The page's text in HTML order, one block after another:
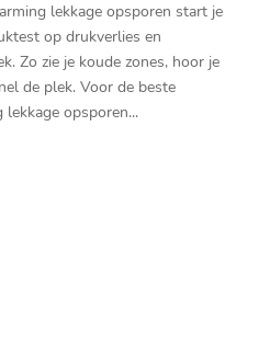
lekkage opsporen start je
op drukverlies en
Zo zie je koude zones, hoor je
de plek.​ Voor de beste
opsporen...